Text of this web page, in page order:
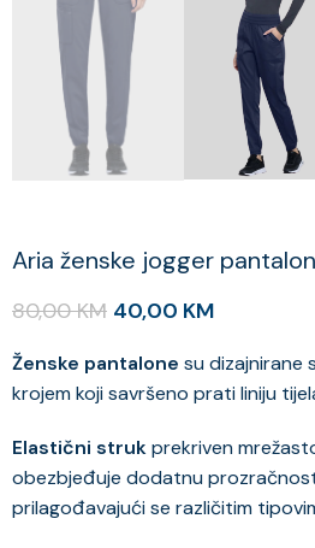
Aria ženske jogger
80,00KM 40,00 KM
Ženske pantalone su dizajnirane
krojem koji savršeno prati liniju
Elastični strukprekriven
obezbjeđuje dodatnu
prilagođavajući se različitim